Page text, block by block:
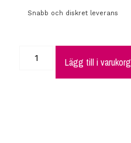
Snabb och diskret leverans
Lägg till i varukorg